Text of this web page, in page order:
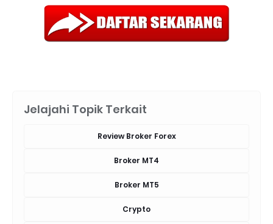
Jelajahi Topik Terkait
Review Broker Forex
Broker MT4
Broker MT5
Crypto